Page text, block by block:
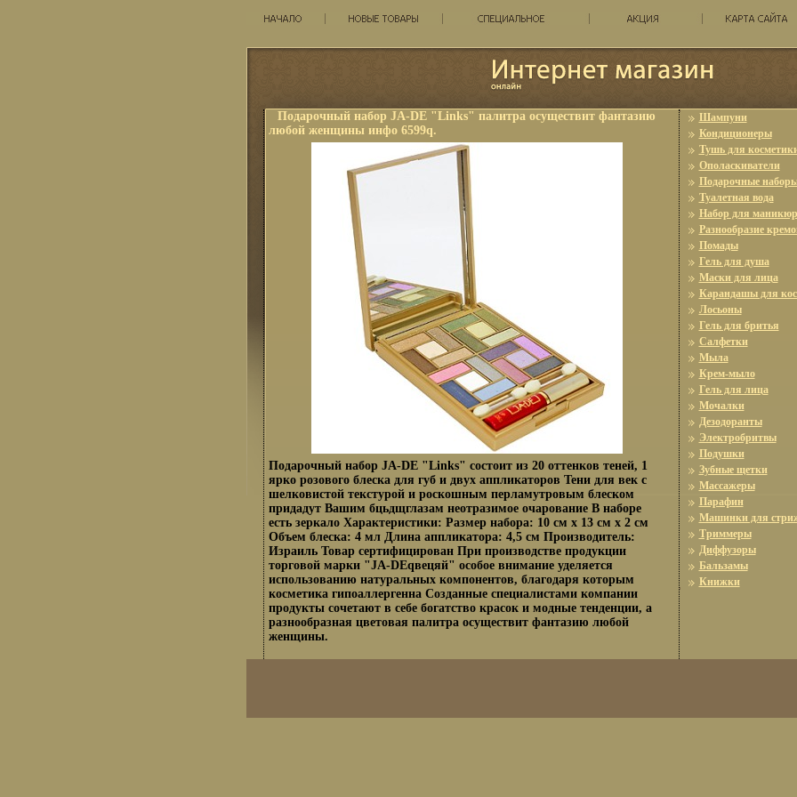
Подарочный набор JA-DE "Links" палитра осуществит фантазию
любой женщины инфо 6599q.
Подарочный набор JA-DE "Links" состоит из 20 оттенков теней, 1
ярко розового блеска для губ и двух аппликаторов Тени для век с
шелковистой текстурой и роскошным перламутровым блеском
придадут Вашим бцьдщглазам неотразимое очарование В наборе
есть зеркало Характеристики: Размер набора: 10 см х 13 см х 2 см
Объем блеска: 4 мл Длина аппликатора: 4,5 см Производитель:
Израиль Товар сертифицирован При производстве продукции
торговой марки "JA-DEqвецяй" особое внимание уделяется
использованию натуральных компонентов, благодаря которым
косметика гипоаллергенна Созданные специалистами компании
продукты сочетают в себе богатство красок и модные тенденции, а
разнообразная цветовая палитра осуществит фантазию любой
женщины.
Шампуни
Кондиционеры
Тушь для
Ополаскиватели
Подарочные
Туалетная вода
Набор для
Разнообразие
Помады
Гель для душа
Маски для лица
Карандашы для
Лосьоны
Гель для бритья
Салфетки
Мыла
Крем-мыло
Гель для лица
Мочалки
Дезодоранты
Электробритвы
Подушки
Зубные щетки
Массажеры
Парафин
Машинки для
Триммеры
Диффузоры
Бальзамы
Книжки